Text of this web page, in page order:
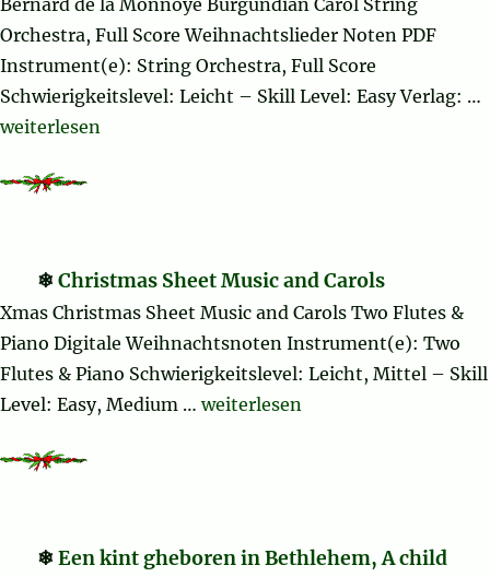
Orchestra, Full Score Weihnachtslieder Noten PDF
Instrument(e): String Orchestra, Full Score
Schwierigkeitslevel: Leicht – Skill Level: Easy Verlag: …
„Burgundian Carol“
weiterlesen
Christmas Sheet Music and Carols
Xmas Christmas Sheet Music and Carols Two Flutes &
Piano Digitale Weihnachtsnoten Instrument(e): Two
Flutes & Piano Schwierigkeitslevel: Leicht, Mittel – Skill
Level: Easy, Medium …„Christmas Sheet Music and
weiterlesen
Een kint gheboren in Bethlehem, A child